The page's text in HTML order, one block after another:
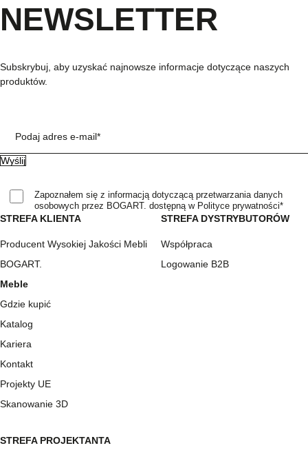
STREFA KLIENTA
Producent Wysokiej Jakości Mebli
BOGART.
Meble
Gdzie kupić
Katalog
Kariera
Kontakt
Projekty UE
Skanowanie 3D
STREFA DYSTRYBUTORÓW
Współpraca
Logowanie B2B
STREFA PROJEKTANTA
NEWSLETTER
Subskrybuj, aby uzyskać najnowsze informacje dotyczące naszych
produktów.
Podaj adres e-mail*
Zapoznałem się z informacją dotyczącą przetwarzania danych
osobowych przez BOGART. dostępną w Polityce prywatności*